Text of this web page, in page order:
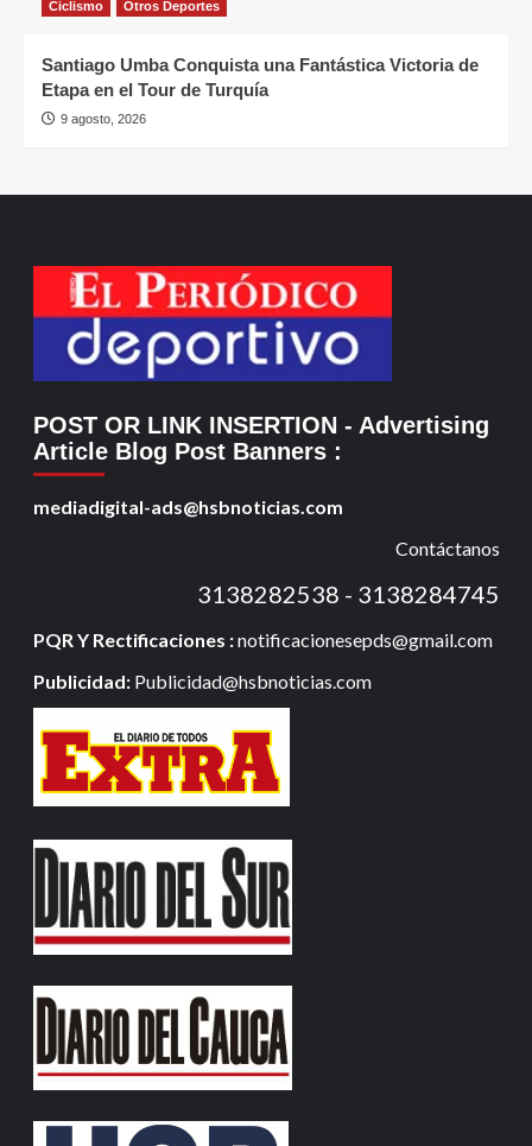
Ciclismo Otros Deportes
Santiago Umba Conquista una Fantástica Victoria de
Etapa en el Tour de Turquía
9 agosto, 2026
POST OR LINK INSERTION - Advertising
Article Blog Post Banners :
mediadigital-ads@hsbnoticias.com
Contáctanos
3138282538 - 3138284745
PQR Y Rectificaciones :notificacionesepds@gmail.com
Publicidad: Publicidad@hsbnoticias.com